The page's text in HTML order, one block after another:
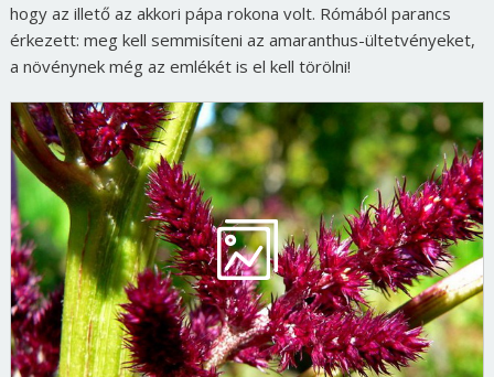
hogy az illető az akkori pápa rokona volt. Rómából parancs
érkezett: meg kell semmisíteni az amaranthus-ültetvényeket,
a növénynek még az emlékét is el kell törölni!